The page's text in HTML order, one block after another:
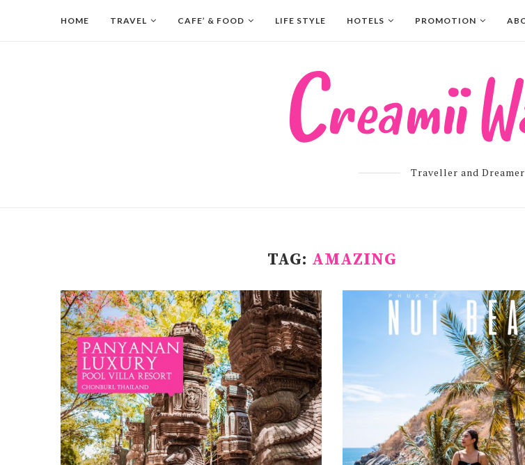
HOME TRAVEL CAFE’ & FOOD LIFE STYLE HOTELS PROMOTION
Traveller and Dreamer
TAG: AMAZING